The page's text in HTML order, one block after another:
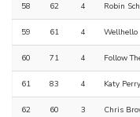
58 62 4 Robin
59 61 4 Wellhello
60 71 4 Follow
61 83 4 Katy Perry
62 60 3 Chris